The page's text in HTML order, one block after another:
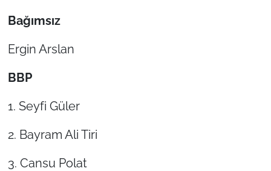
Bağımsız
Ergin Arslan
BBP
1. Seyfi Güler
2. Bayram Ali Tiri
3. Cansu Polat
Magazin